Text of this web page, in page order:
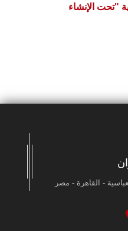
"تحت الإنشاء
- القاهرة - مصر